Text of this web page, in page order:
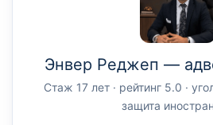
Энвер Реджеп —
Стаж 17 лет · рейтинг 5.0 ·
защита